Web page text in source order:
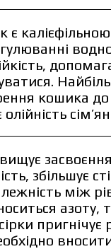
є
кошика
збільшує
між
азоту,
Замовити
Замовити
приймаю
з
з